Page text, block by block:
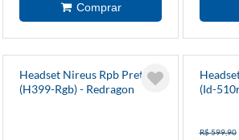
Headset Nireus Rpb Preto
(H399-Rgb) - Redragon
(Id-
R$ 599,90